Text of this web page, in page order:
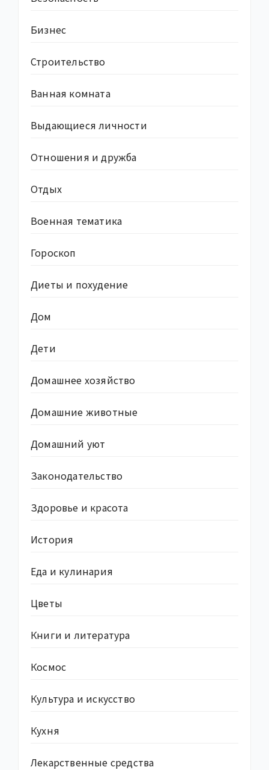
Бизнес
Строительство
Ванная комната
Выдающиеся личности
Отношения и дружба
Отдых
Военная тематика
Гороскоп
Диеты и похудение
Дом
Дети
Домашнее хозяйство
Домашние животные
Домашний уют
Законодательство
Здоровье и красота
История
Еда и кулинария
Цветы
Книги и литература
Космос
Культура и искусство
Кухня
Лекарственные средства